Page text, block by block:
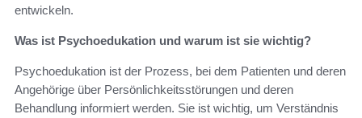
entwickeln.
Was ist Psychoedukation und warum ist sie wichtig?
Psychoedukation ist der Prozess, bei dem Patienten und deren
Angehörige über Persönlichkeitsstörungen und deren
Behandlung informiert werden. Sie ist wichtig, um Verständnis